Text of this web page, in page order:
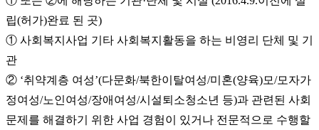
립(허가)완료 된 곳)
① 사회복지사업 기타 사회복지활동을 하는 비영리 단체 및 기
관
② ‘취약계층 여성’(다문화/북한이탈여성/미혼(양육)모/모자가
정여성/노인여성/장애여성/시설퇴소청소년 등)과 관련된 사회
문제를 해결하기 위한 사업 경험이 있거나 전문적으로 수행할